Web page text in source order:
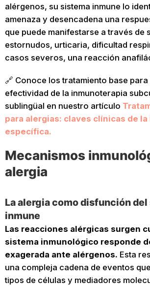
alérgenos, su sistema inmune lo
amenaza y desencadena una
que puede manifestarse a través de
estornudos, urticaria, dificultad
casos severos, una reacción
🔗 Conoce los tratamiento base
efectividad de la inmunoterapia
sublingüal en nuestro artículo
para alergias: claves clínicas de
específica.
Mecanismos
alergia
La alergia como disfunción
inmune
Las reacciones alérgicas surgen
sistema inmunológico responde
exagerada ante alérgenos. Esta
una compleja cadena de eventos
tipos de células y mediadores